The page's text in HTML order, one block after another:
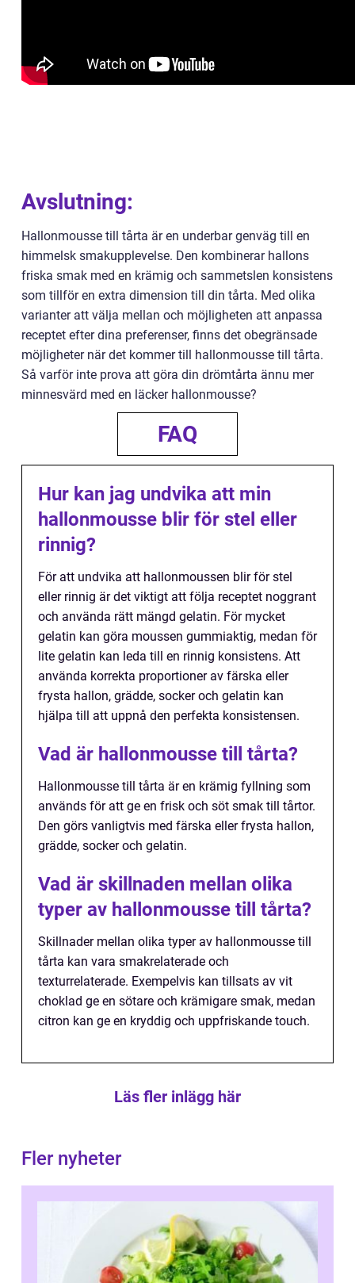
Avslutning:
Hallonmousse till tårta är en underbar genväg till en
himmelsk smakupplevelse. Den kombinerar hallons
friska smak med en krämig och sammetslen konsistens
som tillför en extra dimension till din tårta. Med olika
varianter att välja mellan och möjligheten att anpassa
receptet efter dina preferenser, finns det obegränsade
möjligheter när det kommer till hallonmousse till tårta.
Så varför inte prova att göra din drömtårta ännu mer
minnesvärd med en läcker hallonmousse?
FAQ
Hur kan jag undvika att min
hallonmousse blir för stel eller
rinnig?
För att undvika att hallonmoussen blir för stel
eller rinnig är det viktigt att följa receptet noggrant
och använda rätt mängd gelatin. För mycket
gelatin kan göra moussen gummiaktig, medan för
lite gelatin kan leda till en rinnig konsistens. Att
använda korrekta proportioner av färska eller
frysta hallon, grädde, socker och gelatin kan
hjälpa till att uppnå den perfekta konsistensen.
Vad är hallonmousse till tårta?
Hallonmousse till tårta är en krämig fyllning som
används för att ge en frisk och söt smak till tårtor.
Den görs vanligtvis med färska eller frysta hallon,
grädde, socker och gelatin.
Vad är skillnaden mellan olika
typer av hallonmousse till tårta?
Skillnader mellan olika typer av hallonmousse till
tårta kan vara smakrelaterade och
texturrelaterade. Exempelvis kan tillsats av vit
choklad ge en sötare och krämigare smak, medan
citron kan ge en kryddig och uppfriskande touch.
Läs fler inlägg här
Fler nyheter